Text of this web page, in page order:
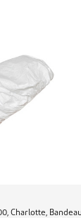
Charlotte, Bandeau